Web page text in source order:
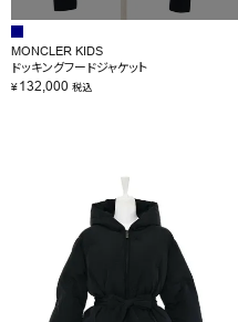
MONCLER KIDS
ドッキングフードジャケット
¥132,000 税込